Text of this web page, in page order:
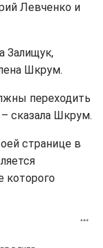
Левченко и
Залищук,
Шкрум.
переходить
сказала Шкрум.
странице в
которого